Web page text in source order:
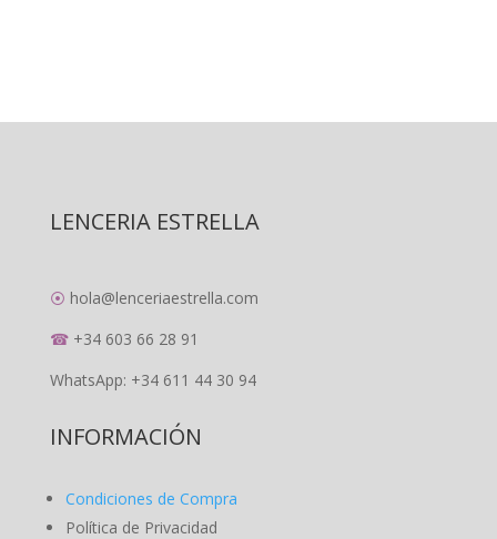
LENCERIA ESTRELLA
⦿ hola@lenceriaestrella.com
☎+34 603 66 28 91
WhatsApp: +34 611 44 30 94
INFORMACIÓN
Condiciones de Compra
Política de Privacidad